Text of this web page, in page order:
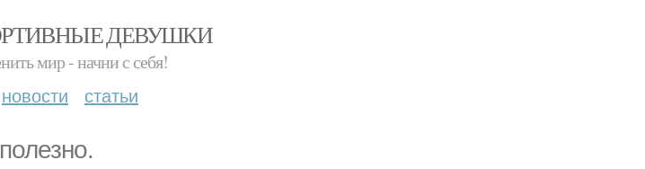
ДЕВУШКИ
мир - начни с себя!
новости статьи